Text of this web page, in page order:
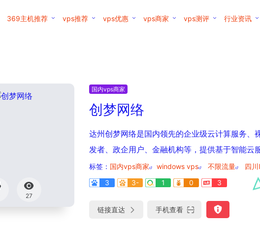
369主机推荐 vps推荐 vps优惠 vps商家 vps测评 行业资讯
27
国内vps商家
创梦网络
达州创梦网络是国内领先的企业级云计算服务
发者、政企用户、金融机构等，提供基于智能云
标签： 国内vps商家 windows vps 不限流量 四川
3
3- 1 0 3
链接直达 手机查看